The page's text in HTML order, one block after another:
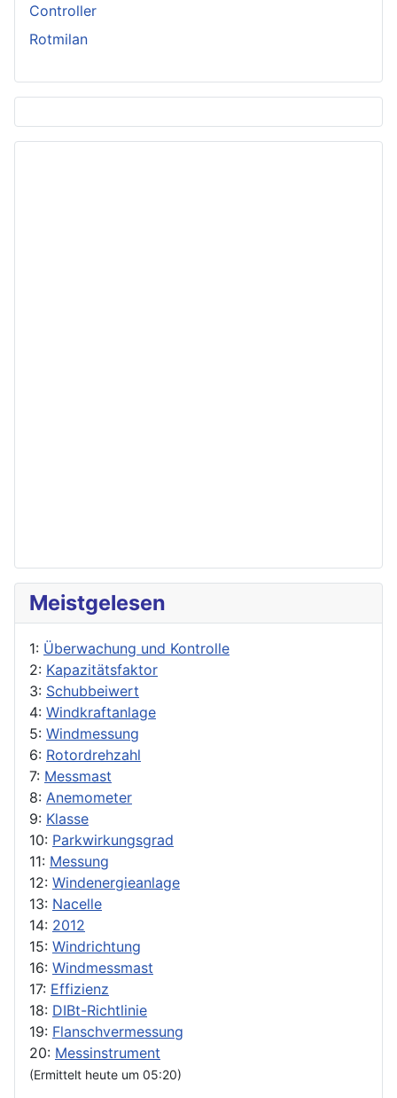
Controller
Rotmilan
Meistgelesen
1: Überwachung und Kontrolle
2: Kapazitätsfaktor
3: Schubbeiwert
4: Windkraftanlage
5: Windmessung
6: Rotordrehzahl
7: Messmast
8: Anemometer
9: Klasse
10: Parkwirkungsgrad
11: Messung
12: Windenergieanlage
13: Nacelle
14: 2012
15: Windrichtung
16: Windmessmast
17: Effizienz
18: DIBt-Richtlinie
19: Flanschvermessung
20: Messinstrument
(Ermittelt heute um 05:20)